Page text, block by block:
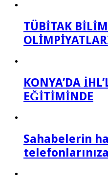
TÜBİTAK BİLİM
KONYA’DA
EĞİTİMİNDE
Sahabelerin